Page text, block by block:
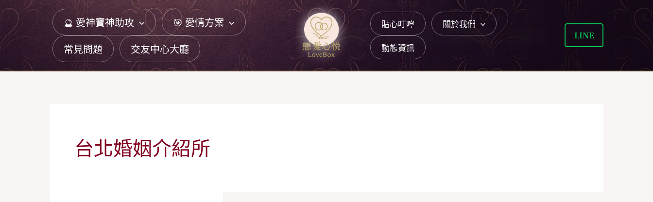
跳
至
主
要
內
🔮 愛神寶神助攻
🎯 愛情方案
常見問題
交友中心大廳
貼心叮嚀
關於我們
動態資訊
LINE
台北婚姻介紹所